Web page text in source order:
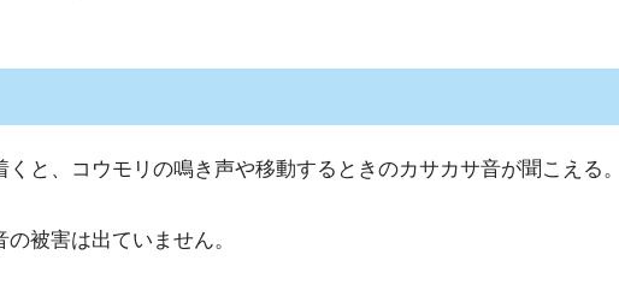
くと、コウモリの鳴き声や移動するときのカサカサ音が聞こえる。
被害は出ていません。